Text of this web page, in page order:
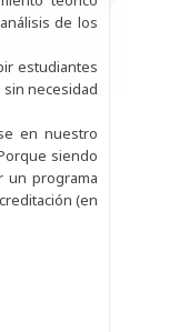
de los
estudiantes
necesidad
en nuestro
siendo
un programa
(en